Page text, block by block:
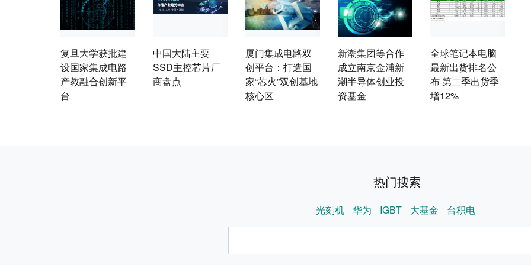
复旦大学获批建
设国家集成电路
产教融合创新平
台
中国大陆主要
SSD主控芯片厂
商盘点
厦门集成电路双
创平台：打造国
家“芯火”双创基地
核心区
新潮集团等合作
成立南京金浦新
潮半导体创业投
资基金
全球笔记本电脑
最新出货排名公
布 第二季出货季
增12%
热门搜索
光刻机 华为 IGBT 大基金 台积电